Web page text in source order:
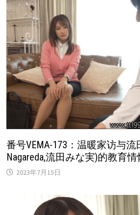
番号VEMA-173：温暖家访与流
Nagareda,流田みな実)的教育情
2023年7月15日